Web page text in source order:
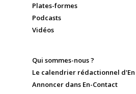
Plates-formes
Podcasts
Vidéos
Qui sommes-nous ?
Le calendrier rédactionnel d'En
Annoncer dans En-Contact